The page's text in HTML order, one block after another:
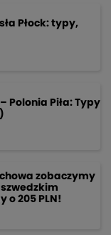
Płock: typy,
Polonia Piła: Typy
zobaczymy
o 205 PLN!